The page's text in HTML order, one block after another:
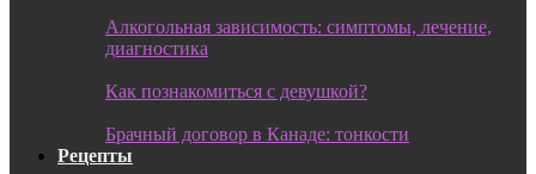
Алкогольная зависимость: симптомы, лечение,
диагностика
Как познакомиться с девушкой?
Брачный договор в Канаде: тонкости
Рецепты